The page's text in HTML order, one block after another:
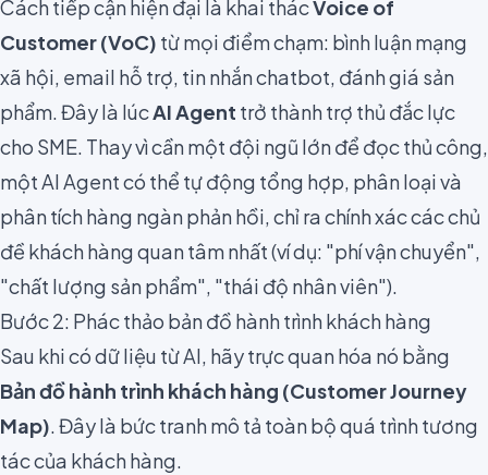
Cách tiếp cận hiện đại là khai thácVoice of
Customer (VoC) từ mọi điểm chạm: bình luận mạng
xã hội, email hỗ trợ, tin nhắn chatbot, đánh giá sản
phẩm. Đây là lúcAI Agent trở thành trợ thủ đắc lực
cho SME. Thay vì cần một đội ngũ lớn để đọc thủ công,
một AI Agent có thể tự động tổng hợp, phân loại và
phân tích hàng ngàn phản hồi, chỉ ra chính xác các chủ
đề khách hàng quan tâm nhất (ví dụ: "phí vận chuyển",
"chất lượng sản phẩm", "thái độ nhân viên").
Bước 2: Phác thảo bản đồ hành trình khách hàng
Sau khi có dữ liệu từ AI, hãy trực quan hóa nó bằng
Bản đồ hành trình khách hàng (Customer Journey
Map). Đây là bức tranh mô tả toàn bộ quá trình tương
tác của khách hàng.